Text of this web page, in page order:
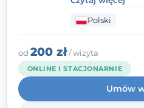
codziennymi
nurcie
indywidualne
zaufania i
trudny czas,
Polski
od 200 zł/ wizyta
ONLINE I STACJONARNIE
Umów